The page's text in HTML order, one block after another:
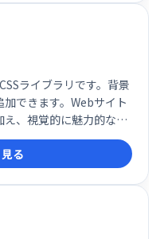
ライブラリです。背景
できます。Webサイト
、視覚的に魅力的な空
です。軽量で使いやすい
る